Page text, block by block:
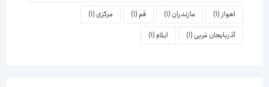
اهواز(1) مازندران(1)
(1) مرکزی(1)
آذربایجان غربی(1) ایلام(1)